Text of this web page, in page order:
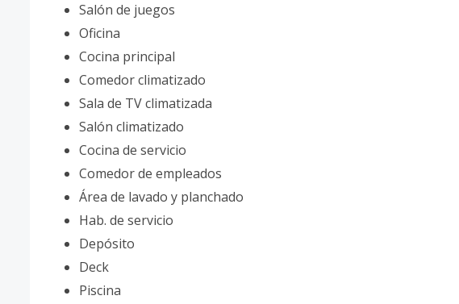
Salón de juegos
Oficina
Cocina principal
Comedor climatizado
Sala de TV climatizada
Salón climatizado
Cocina de servicio
Comedor de empleados
Área de lavado y planchado
Hab. de servicio
Depósito
Deck
Piscina